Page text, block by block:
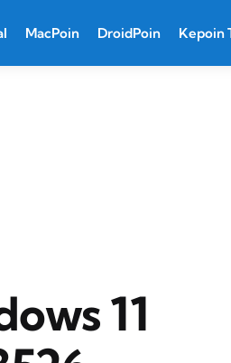
MacPoin DroidPoin Kepoin
11